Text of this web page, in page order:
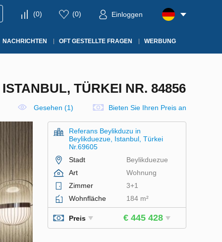
(0) (0) Einloggen
NACHRICHTEN OFT GESTELLTE FRAGEN WERBUNG
TÜRKEI NR. 84856
Gesehen (1) Bieten Sie Ihren Preis an
Referans Beylikduzu in
Beylikduezue, Istanbul, Türkei
Nr.69605
Stadt
Beylikduezue
Art
Wohnung
Zimmer
3+1
Wohnfläche
184 m²
Preis € 445 428